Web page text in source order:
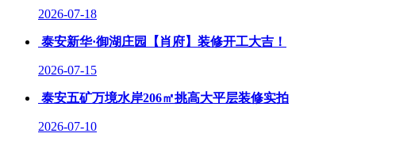
2026-07-18
泰安新华·御湖庄园【肖府】装修开工大吉！
2026-07-15
泰安五矿万境水岸206㎡挑高大平层装修实拍
2026-07-10